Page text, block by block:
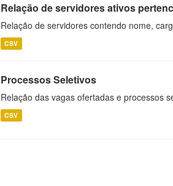
Relação de servidores ativos
Relação de servidores contendo nome,
CSV
Processos Seletivos
Relação das vagas ofertadas e processos
CSV